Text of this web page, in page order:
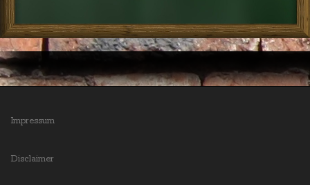
Impressum
Disclaimer